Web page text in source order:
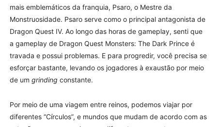
mais emblemáticos da franquia, Psaro, o Mestre da
Monstruosidade. Psaro serve como o principal antagonista de
Dragon Quest IV. Ao longo das horas de gameplay, senti que
a gameplay de Dragon Quest Monsters: The Dark Prince é
travada e possui problemas. E para progredir, você precisa se
esforçar bastante, levando os jogadores à exaustão por meio
de um grinding constante.
Por meio de uma viagem entre reinos, podemos viajar por
diferentes “Círculos”, e mundos que mudam de acordo com as